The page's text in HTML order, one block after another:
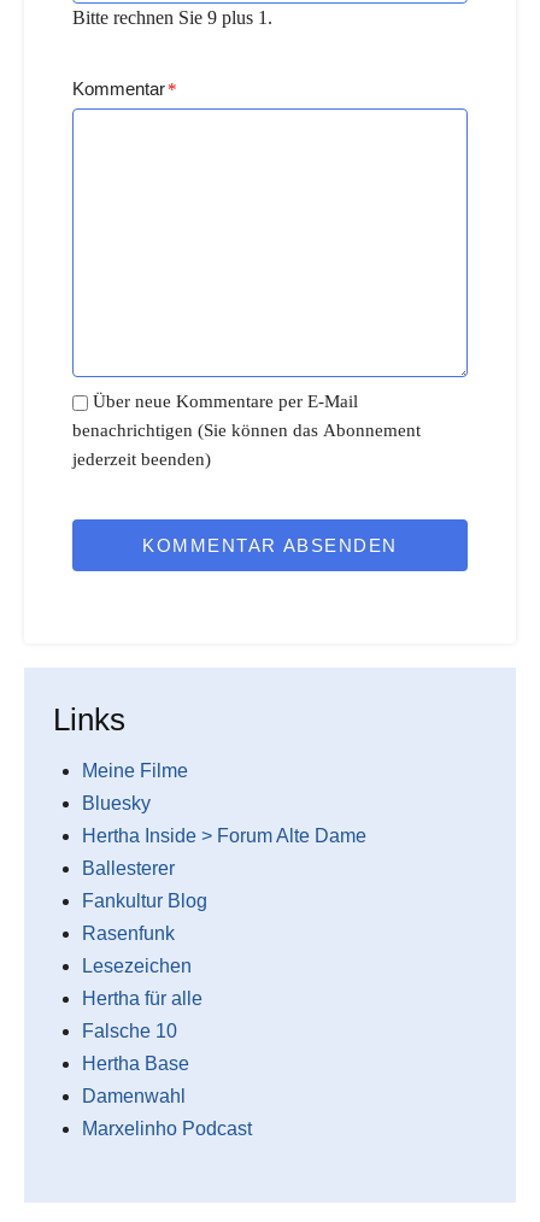
Bitte rechnen Sie 9 plus 1.
Kommentar*
Über neue Kommentare per E-Mail
benachrichtigen (Sie können das Abonnement
jederzeit beenden)
KOMMENTAR ABSENDEN
Links
Meine Filme
Bluesky
Hertha Inside > Forum Alte Dame
Ballesterer
Fankultur Blog
Rasenfunk
Lesezeichen
Hertha für alle
Falsche 10
Hertha Base
Damenwahl
Marxelinho Podcast